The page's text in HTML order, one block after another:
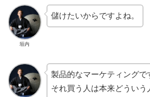
垣内
儲けたいからですよね。
製品的なマーケティングで
それ買う人は本来どういう